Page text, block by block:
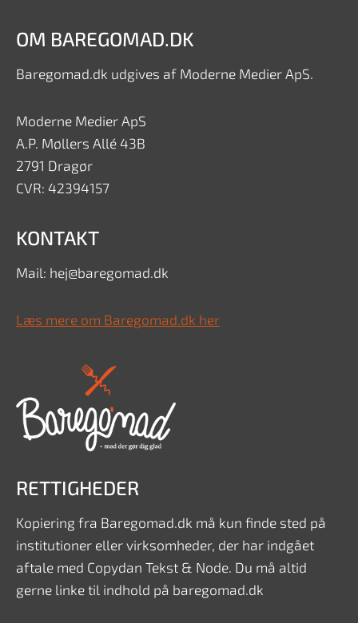
OM BAREGOMAD.DK
Baregomad.dk udgives af Moderne Medier ApS.
Moderne Medier ApS
A.P. Møllers Allé 43B
2791 Dragør
CVR: 42394157
KONTAKT
Mail: hej@baregomad.dk
Læs mere om Baregomad.dk her
RETTIGHEDER
Kopiering fra Baregomad.dk må kun finde sted på
institutioner eller virksomheder, der har indgået
aftale med Copydan Tekst & Node. Du må altid
gerne linke til indhold på baregomad.dk